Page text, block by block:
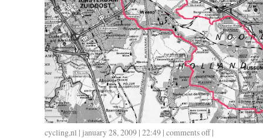
cycling,nl | january 28, 2009 | 22:49 | comments offon
|